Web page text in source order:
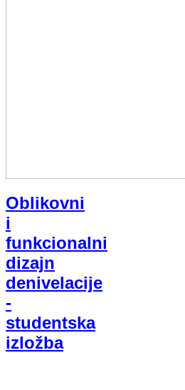
Oblikovni
i
funkcionalni
dizajn
denivelacije
-
studentska
izložba